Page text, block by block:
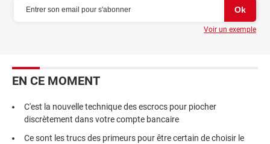
Voir un exemple
EN CE MOMENT
C'est la nouvelle technique des escrocs pour piocher
discrètement dans votre compte bancaire
Ce sont les trucs des primeurs pour être certain de choisir le